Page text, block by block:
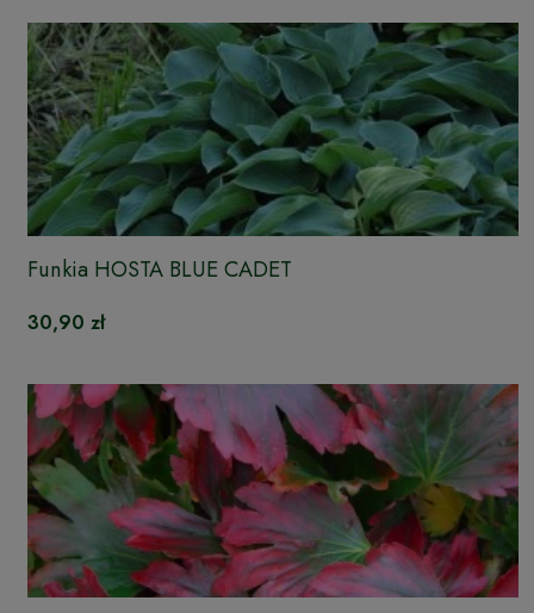
Funkia HOSTA BLUE CADET
30,90 zł